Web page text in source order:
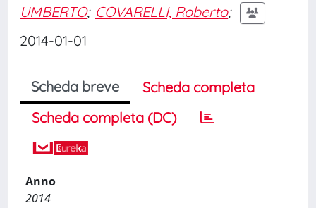
UMBERTO; COVARELLI, Roberto;
2014-01-01
Scheda breve
Scheda completa
Scheda completa (DC)
Anno
2014